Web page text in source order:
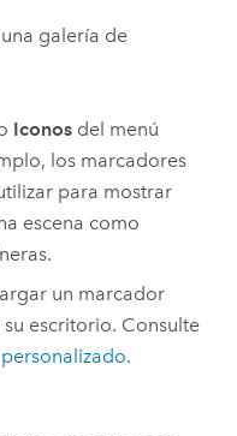
galería de
Iconos del menú
los marcadores
para mostrar
escena como
un marcador
escritorio. Consulte
.